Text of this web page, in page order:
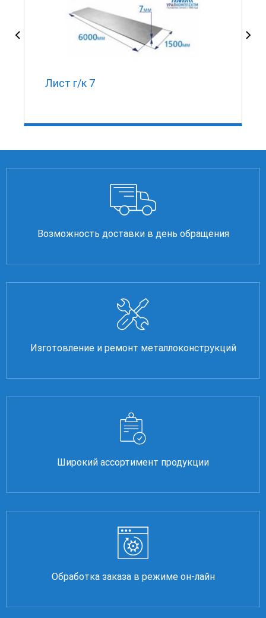
Лист г/к 7
Возможность доставки в день обращения
Изготовление и ремонт металлоконструкций
Широкий ассортимент продукции
Обработка заказа в режиме он-лайн